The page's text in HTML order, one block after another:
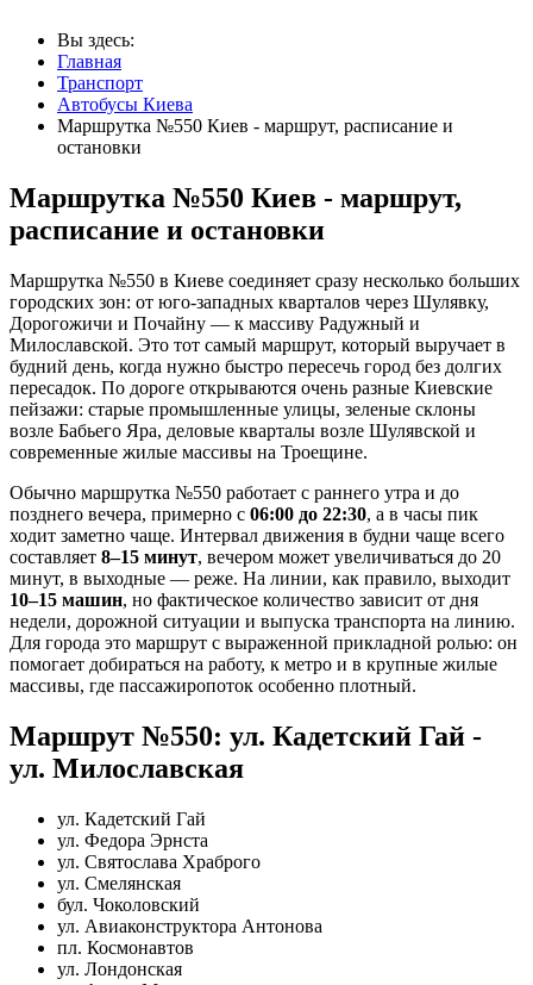
Вы здесь:
Главная
Транспорт
Автобусы Киева
Маршрутка №550 Киев - маршрут, расписание и
остановки
Маршрутка №550 Киев - маршрут,
расписание и остановки
Маршрутка №550 в Киеве соединяет сразу несколько больших
городских зон: от юго-западных кварталов через Шулявку,
Дорогожичи и Почайну — к массиву Радужный и
Милославской. Это тот самый маршрут, который выручает в
будний день, когда нужно быстро пересечь город без долгих
пересадок. По дороге открываются очень разные Киевские
пейзажи: старые промышленные улицы, зеленые склоны
возле Бабьего Яра, деловые кварталы возле Шулявской и
современные жилые массивы на Троещине.
Обычно маршрутка №550 работает с раннего утра и до
позднего вечера, примерно с 06:00 до 22:30, а в часы пик
ходит заметно чаще. Интервал движения в будни чаще всего
составляет 8–15 минут, вечером может увеличиваться до 20
минут, в выходные — реже. На линии, как правило, выходит
10–15 машин, но фактическое количество зависит от дня
недели, дорожной ситуации и выпуска транспорта на линию.
Для города это маршрут с выраженной прикладной ролью: он
помогает добираться на работу, к метро и в крупные жилые
массивы, где пассажиропоток особенно плотный.
Маршрут №550: ул. Кадетский Гай -
ул. Милославская
ул. Кадетский Гай
ул. Федора Эрнста
ул. Святослава Храброго
ул. Смелянская
бул. Чоколовский
ул. Авиаконструктора Антонова
пл. Космонавтов
ул. Лондонская